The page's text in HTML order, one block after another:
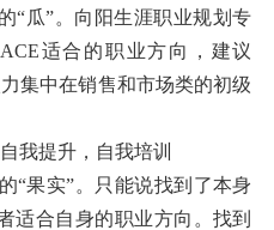
“瓜”。向阳生涯职业规划专
适合的职业方向，建议
集中在销售和市场类的初级
我提升，自我培训
“果实”。只能说找到了本身
适合自身的职业方向。找到